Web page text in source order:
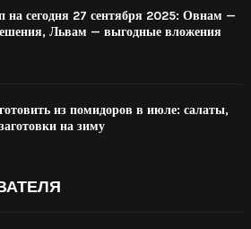
на сегодня 27 сентября 2025: Овнам —
Львам — выгодные вложения
из помидоров в июле: салаты,
на зиму